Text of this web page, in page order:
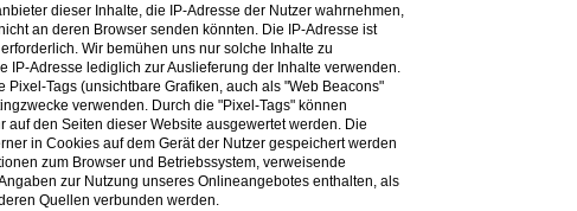
dieser Inhalte, die IP-Adresse der Nutzer wahrnehmen,
an deren Browser senden könnten. Die IP-Adresse ist
Wir bemühen uns nur solche Inhalte zu
IP-Adresse lediglich zur Auslieferung der Inhalte verwenden.
Tags (unsichtbare Grafiken, auch als "Web Beacons"
verwenden. Durch die "Pixel-Tags" können
auf den Seiten dieser Website ausgewertet werden. Die
in Cookies auf dem Gerät der Nutzer gespeichert werden
zum Browser und Betriebssystem, verweisende
zur Nutzung unseres Onlineangebotes enthalten, als
Quellen verbunden werden.